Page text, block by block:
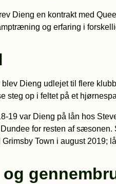
Dieng en kontrakt med
og erfaring i
Dieng udlejet til flere
steg op i feltet på et
19 var Dieng på lån hos
for resten af
Town i august